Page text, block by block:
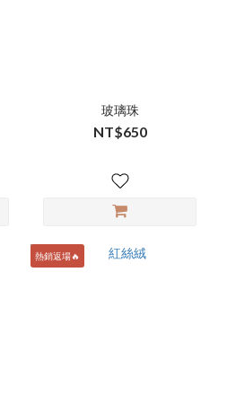
玻璃珠
NT$650
熱銷返場🔥